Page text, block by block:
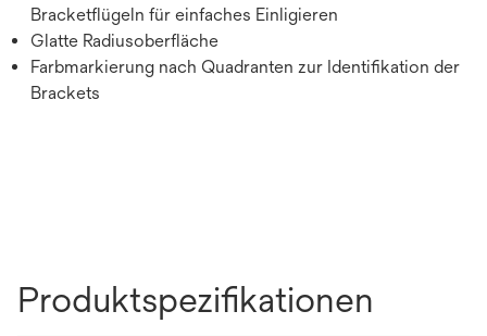
Bracketflügeln für einfaches Einligieren
Glatte Radiusoberfläche
Farbmarkierung nach Quadranten zur Identifikation der
Brackets
Produktspezifikationen